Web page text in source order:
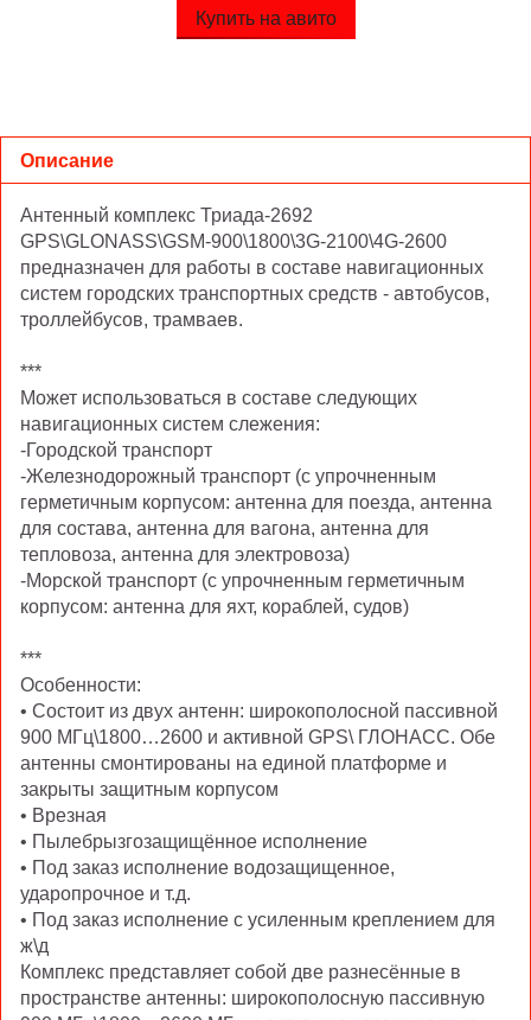
Купить на авито
Описание
Антенный комплекс Триада-2692
GPS\GLONASS\GSM-900\1800\3G-2100\4G-2600
предназначен для работы в составе навигационных
систем городских транспортных средств - автобусов,
троллейбусов, трамваев.
***
Может использоваться в составе следующих
навигационных систем слежения:
-Городской транспорт
-Железнодорожный транспорт (с упрочненным
герметичным корпусом: антенна для поезда, антенна
для состава, антенна для вагона, антенна для
тепловоза, антенна для электровоза)
-Морской транспорт (с упрочненным герметичным
корпусом: антенна для яхт, кораблей, судов)
***
Особенности:
• Состоит из двух антенн: широкополосной пассивной
900 МГц\1800…2600 и активной GPS\ ГЛОНАСС. Обе
антенны смонтированы на единой платформе и
закрыты защитным корпусом
• Врезная
• Пылебрызгозащищённое исполнение
• Под заказ исполнение водозащищенное,
ударопрочное и т.д.
• Под заказ исполнение с усиленным креплением для
ж\д
Комплекс представляет собой две разнесённые в
пространстве антенны: широкополосную пассивную